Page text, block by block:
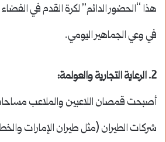
هذا “الحضور الدائم” لكرة القدم في
في وعي الجماهير اليومي.
2. الرعاية التجارية والعولمة:
أصبحت قمصان اللاعبين والملاعب مساحات
شركات الطيران (مثل طيران الإمارات